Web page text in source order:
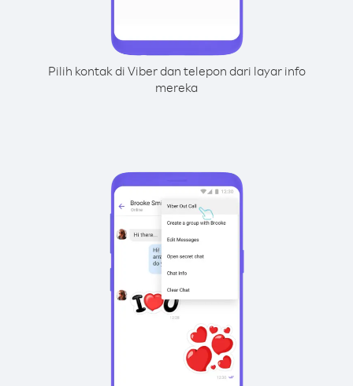
Pilih kontak di Viber dan telepon dari layar info
mereka